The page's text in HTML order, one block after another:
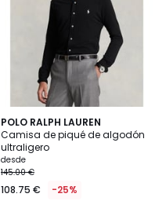
POLO RALPH LAUREN
Camisa de piqué de algodón
ultraligero
desde
145.00 €
108.75 € -25%
4,5
/ 5
3
Colores